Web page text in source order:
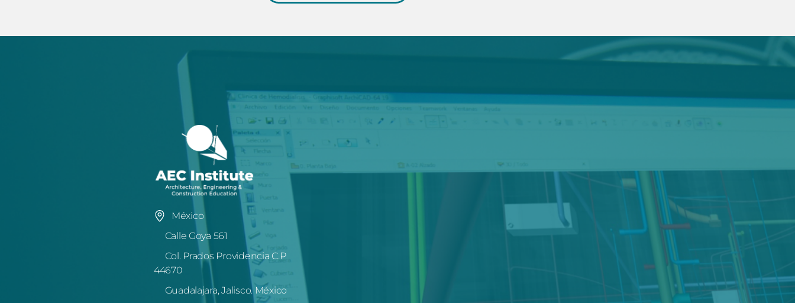
México
Calle Goya 561
Col. Prados Providencia C.P
44670
Guadalajara, Jalisco. México